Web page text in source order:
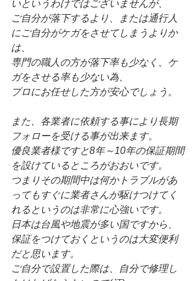
いというわけではございませんが、
ご自分が落下するより、または通行人
にご自分がケガをさせてしまうよりか
は、
専門の職人の方が落下率も少なく、ケ
ガをさせる率も少ない為、
プロにお任せした方が安心でしょう。
また、各業者に依頼する事により長期
フォローを受ける事が出来ます。
優良業者様ですと8年～10年の保証期間
を設けているところがおおいです。
つまりその期間中は何かトラブルがあ
ってもすぐに業者さんが駆けつけてく
れるというのは非常に心強いです。
日本は台風や地震が多い国ですから、
保証をつけておくというのは大変便利
だと思います。
ご自分で設置した際は、自分で修理し